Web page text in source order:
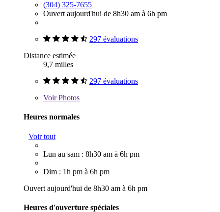
(304) 325-7655
Ouvert aujourd'hui de 8h30 am à 6h pm
297 évaluations
Distance estimée
9,7 milles
297 évaluations
VoirPhotos
Heures normales
Voir tout
Lun au sam : 8h30 am à 6h pm
Dim : 1h pm à 6h pm
Ouvert aujourd'hui de 8h30 am à 6h pm
Heures d'ouverture spéciales